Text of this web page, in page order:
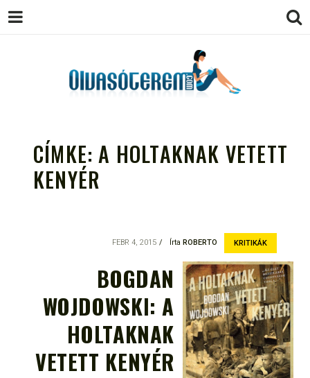
EGÉSZSÉGES OLVASÁS
TÁMOGATÓJA
CÍMKE:A HOLTAKNAK VETETT
KENYÉR
KRITIKÁK
Írta ROBERTO
FEBR 4, 2015
BOGDAN
WOJDOWSKI: A
HOLTAKNAK
VETETT KENYÉR